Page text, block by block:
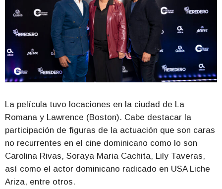
La película tuvo locaciones en la ciudad de La
Romana y Lawrence (Boston). Cabe destacar la
participación de figuras de la actuación que son caras
no recurrentes en el cine dominicano como lo son
Carolina Rivas, Soraya Maria Cachita, Lily Taveras,
así como el actor dominicano radicado en USA Liche
Ariza, entre otros.